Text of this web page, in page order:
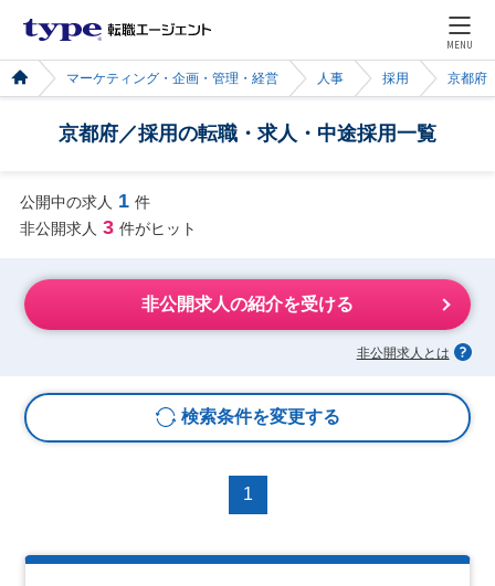
MENU
マーケティング・企画・管理・経営 人事 採用 京都府
京都府／採用の転職・求人・中途採用一覧
公開中の求人 1 件
非公開求人 3 件がヒット
非公開求人の紹介を受ける
非公開求人とは
検索条件を変更する
1